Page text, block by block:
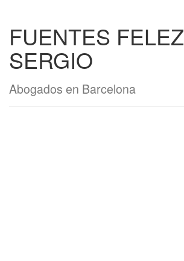
FUENTES FELEZ
SERGIO
Abogados en Barcelona